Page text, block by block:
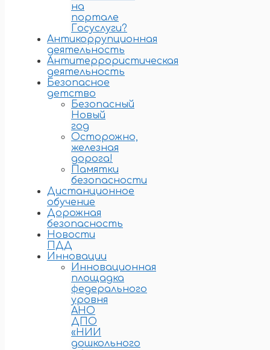
на
портале
Госуслуги?
Антикоррупционная
деятельность
Антитеррористическая
деятельность
Безопасное
детство
Безопасный
Новый
год
Осторожно,
железная
дорога!
Памятки
безопасности
Дистанционное
обучение
Дорожная
безопасность
Новости
ПДД
Инновации
Инновационная
площадка
федерального
уровня
АНО
ДПО
«НИИ
дошкольного